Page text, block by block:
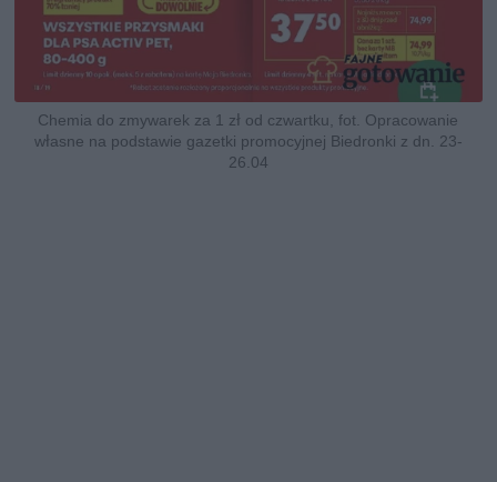
Chemia do zmywarek za 1 zł od czwartku, fot. Opracowanie
własne na podstawie gazetki promocyjnej Biedronki z dn. 23-
26.04